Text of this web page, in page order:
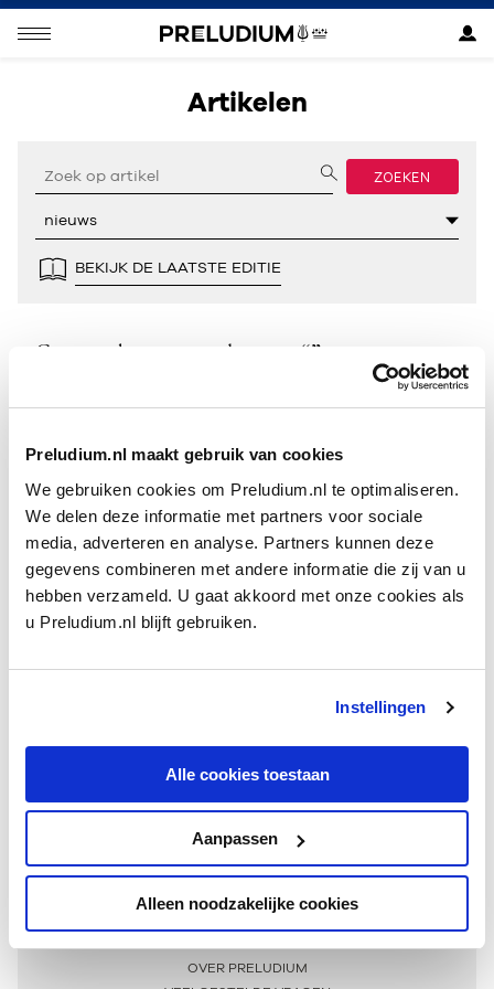
Preludium.nl maakt gebruik van cookies
We gebruiken cookies om Preludium.nl te optimaliseren.
We delen deze informatie met partners voor sociale
media, adverteren en analyse. Partners kunnen deze
gegevens combineren met andere informatie die zij van u
hebben verzameld. U gaat akkoord met onze cookies als
u Preludium.nl blijft gebruiken.
Instellingen
Alle cookies toestaan
Aanpassen
Alleen noodzakelijke cookies
Artikelen
ZOEKEN
BEKIJK DE LAATSTE EDITIE
Geen resultaten gevonden voor “”.
Meer informatie
OVER PRELUDIUM